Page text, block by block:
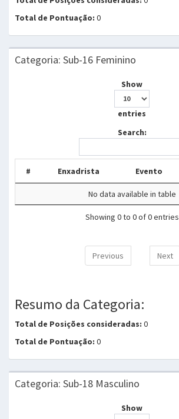
Total de Pontuação: 0
Categoria: Sub-16 Feminino
Show
entries
Search:
# Enxadrista Evento
No data available in table
Showing 0 to 0 of 0 entries
Previous Next
Resumo da Categoria:
Total de Posições consideradas: 0
Total de Pontuação: 0
Categoria: Sub-18 Masculino
Show